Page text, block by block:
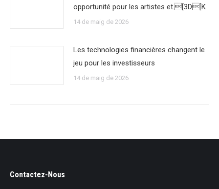
opportunité pour les artistes et.[3D[K
14 de maig de 2026
Les technologies financières changent le
jeu pour les investisseurs
14 de maig de 2026
Contactez-Nous